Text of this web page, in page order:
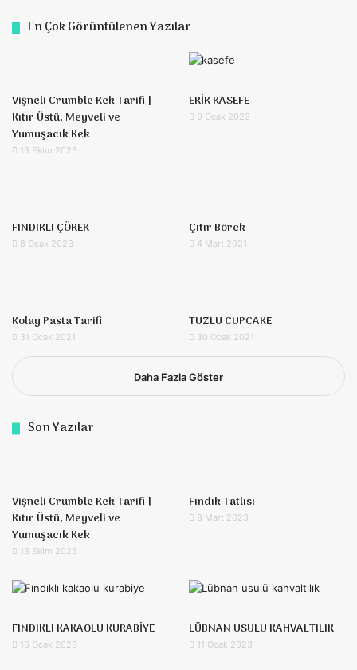
En Çok Görüntülenen Yazılar
Vişneli Crumble Kek Tarifi |
Kıtır Üstü, Meyveli ve
Yumuşacık Kek
13 Ekim 2025
ERİK KASEFE
9 Ocak 2023
FINDIKLI ÇÖREK
8 Ocak 2023
Çıtır Börek
4 Mart 2021
Kolay Pasta Tarifi
31 Ocak 2021
TUZLU CUPCAKE
30 Ocak 2021
Daha Fazla Göster
Son Yazılar
Vişneli Crumble Kek Tarifi |
Kıtır Üstü, Meyveli ve
Yumuşacık Kek
13 Ekim 2025
Fındık Tatlısı
8 Mart 2023
FINDIKLI KAKAOLU KURABİYE
16 Ocak 2023
LÜBNAN USULU KAHVALTILIK
11 Ocak 2023